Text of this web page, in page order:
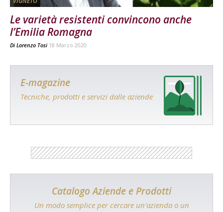
Le varietà resistenti convincono anche
l’Emilia Romagna
Di Lorenzo Tosi 18 Marzo 2020
E-magazine
Tecniche, prodotti e servizi dalle aziende
Catalogo Aziende e Prodotti
Un modo semplice per cercare un'azienda o un